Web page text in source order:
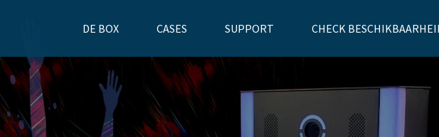
DE BOX
CASES SUPPORT CHECK